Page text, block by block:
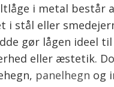
i metal består
i stål eller
gør lågen ideel
eller æstetik.
panelhegn og